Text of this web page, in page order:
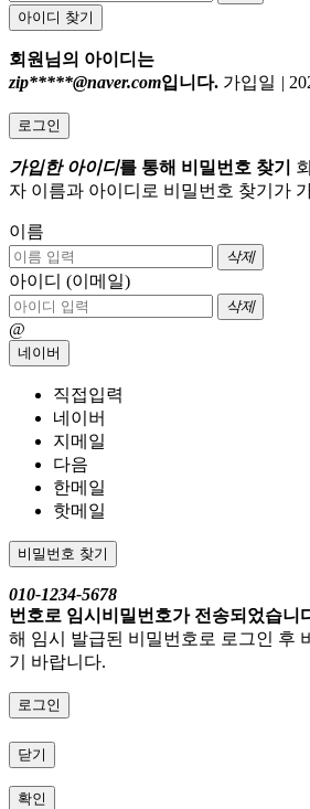
아이디 찾기
회원님의 아이디는
zip*****@naver.com입니다. 가입일 |
로그인
가입한 아이디를 통해 비밀번호 찾기
자 이름과 아이디로 비밀번호 찾기가
이름
삭제
아이디 (이메일)
삭제
@
네이버
직접입력
네이버
지메일
다음
한메일
핫메일
비밀번호 찾기
010-1234-5678
번호로 임시비밀번호가 전송되었습니
해 임시 발급된 비밀번호로 로그인 후
기 바랍니다.
로그인
닫기
확인